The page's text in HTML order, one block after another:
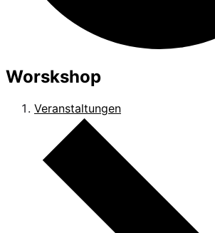
Worskshop
Veranstaltungen